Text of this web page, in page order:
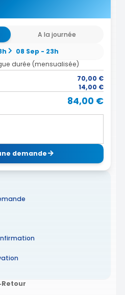
A la journée
08 Sep - 23h
durée (mensualisée)
70,00 €
14,00 €
84,00 €
demande
Retour